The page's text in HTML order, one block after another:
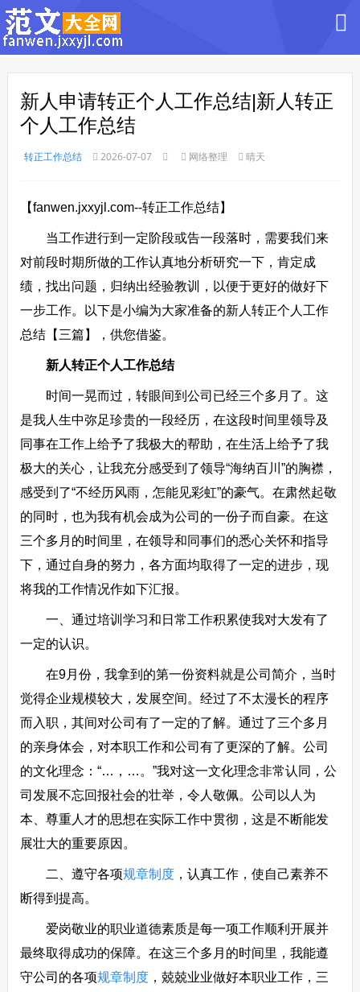
新人申请转正个人工作总结|新人转正
个人工作总结
转正工作总结 2026-07-07 网络整理 晴天
【fanwen.jxxyjl.com--转正工作总结】
当工作进行到一定阶段或告一段落时，需要我们来
对前段时期所做的工作认真地分析研究一下，肯定成
绩，找出问题，归纳出经验教训，以便于更好的做好下
一步工作。以下是小编为大家准备的新人转正个人工作
总结【三篇】，供您借鉴。
新人转正个人工作总结
时间一晃而过，转眼间到公司已经三个多月了。这
是我人生中弥足珍贵的一段经历，在这段时间里领导及
同事在工作上给予了我极大的帮助，在生活上给予了我
极大的关心，让我充分感受到了领导“海纳百川”的胸襟，
感受到了“不经历风雨，怎能见彩虹”的豪气。在肃然起敬
的同时，也为我有机会成为公司的一份子而自豪。在这
三个多月的时间里，在领导和同事们的悉心关怀和指导
下，通过自身的努力，各方面均取得了一定的进步，现
将我的工作情况作如下汇报。
一、通过培训学习和日常工作积累使我对大发有了
一定的认识。
在9月份，我拿到的第一份资料就是公司简介，当时
觉得企业规模较大，发展空间。经过了不太漫长的程序
而入职，其间对公司有了一定的了解。通过了三个多月
的亲身体会，对本职工作和公司有了更深的了解。公司
的文化理念：“…，…。”我对这一文化理念非常认同，公
司发展不忘回报社会的壮举，令人敬佩。公司以人为
本、尊重人才的思想在实际工作中贯彻，这是不断能发
展壮大的重要原因。
二、遵守各项规章制度，认真工作，使自己素养不
断得到提高。
爱岗敬业的职业道德素质是每一项工作顺利开展并
最终取得成功的保障。在这三个多月的时间里，我能遵
守公司的各项规章制度，兢兢业业做好本职业工作，三